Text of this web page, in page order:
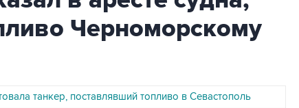
Черноморскому
танкер, поставлявший топливо в Севастополь